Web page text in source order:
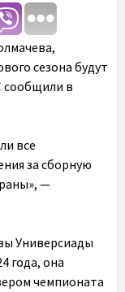
сезона будут
сообщили в
все
за сборную
—
Универсиады
года, она
чемпионата